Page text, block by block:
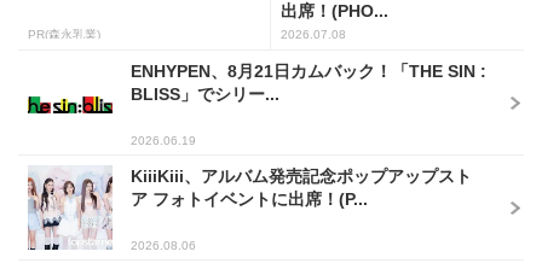
PR(森永乳業)
出席！(PHO...
2026.07.08
ENHYPEN、8月21日カムバック！「THE SIN :
BLISS」でシリー...
2026.06.19
KiiiKiii、アルバム発売記念ポップアップスト
ア フォトイベントに出席！(P...
2026.08.06